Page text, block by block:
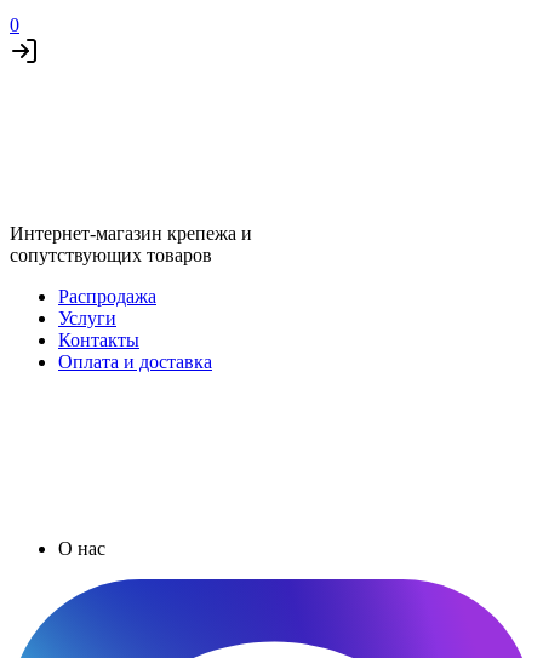
0
Интернет-магазин крепежа и
сопутствующих товаров
Распродажа
Услуги
Контакты
Оплата и доставка
О нас